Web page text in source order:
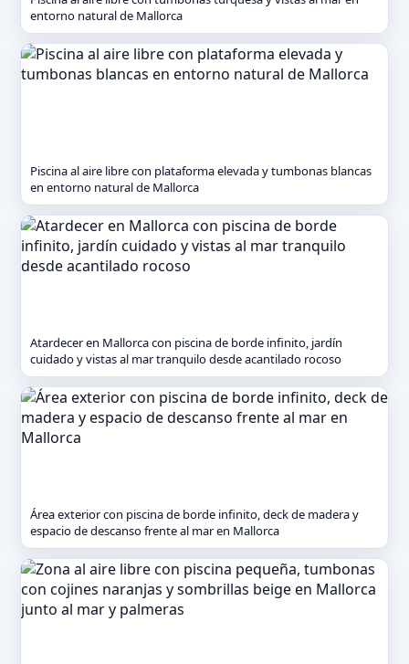
entorno natural de Mallorca
Piscina al aire libre con plataforma elevada y tumbonas blancas
en entorno natural de Mallorca
Atardecer en Mallorca con piscina de borde infinito, jardín
cuidado y vistas al mar tranquilo desde acantilado rocoso
Área exterior con piscina de borde infinito, deck de madera y
espacio de descanso frente al mar en Mallorca